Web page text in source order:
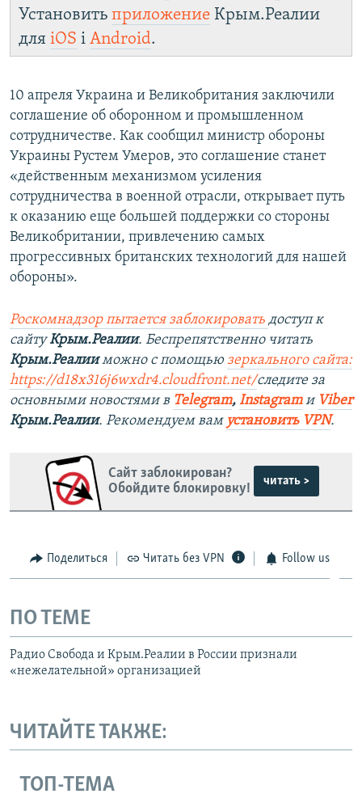
Установить приложение Крым.Реалии
для iOS і Android.
10 апреля Украина и Великобритания заключили
соглашение об оборонном и промышленном
сотрудничестве. Как сообщил министр обороны
Украины Рустем Умеров, это соглашение станет
«действенным механизмом усиления
сотрудничества в военной отрасли, открывает путь
к оказанию еще большей поддержки со стороны
Великобритании, привлечению самых
прогрессивных британских технологий для нашей
обороны».
Роскомнадзор пытается заблокировать доступ к
сайтуКрым.Реалии. Беспрепятственно читать
Крым.Реалииможно с помощью зеркального сайта:
https://d18x316j6wxdr4.cloudfront.net/следите за
основными новостями в Telegram, Instagramи Viber
Крым.Реалии. Рекомендуем вам установить VPN.
Сайт заблокирован?
Обойдите блокировку!
читать >
Поделиться Читать без VPN Follow us
ПО ТЕМЕ
Радио Свобода и Крым.Реалии в России признали
«нежелательной» организацией
ЧИТАЙТЕ ТАКЖЕ:
ТОП-ТЕМА